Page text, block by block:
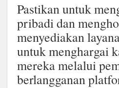
Pastikan untuk
pribadi dan
menyediakan
untuk menghargai
mereka melalui
berlangganan